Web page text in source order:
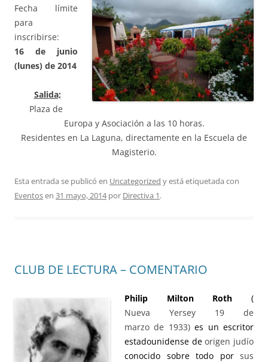
Fecha límite
para
inscribirse:
16 de junio
(lunes) de 2014
Salida;
Plaza de
Europa y Asociación a las 10 horas.
Residentes en La Laguna, directamente en la Escuela de
Magisterio.
Esta entrada se publicó en Uncategorized y está etiquetada con
Eventosen 31 mayo, 2014por Directiva 1.
CLUB DE LECTURA – COMENTARIO
Philip Milton Roth (
Nueva Yersey 19 de
marzo de 1933)es un escritor
estadounidense deorigen judío
conocido sobre todo por sus